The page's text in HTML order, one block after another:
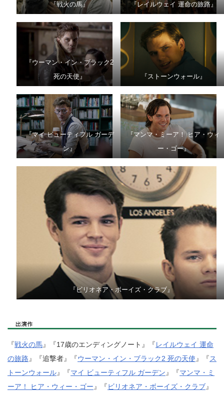
『戦火の馬』 『レイルウェイ 運命の旅路』
『ウーマン・イン・ブラック2
死の天使』
『ストーンウォール』
『マイ ビューティフル ガーデ
ン』
『マンマ・ミーア！ ヒア・ウィ
ー・ゴー』
『ビリオネア・ボーイズ・クラブ』
『戦火の馬』『17歳のエンディングノート』『レイルウェイ 運命
の旅路 』『追撃者』『ウーマン・イン・ブラック2 死の天使 』『ス
トーンウォール』『マイ ビューティフル ガーデン 』『マンマ・ミ
ーア！ ヒア・ウィー・ゴー 』『ビリオネア・ボーイズ・クラブ』